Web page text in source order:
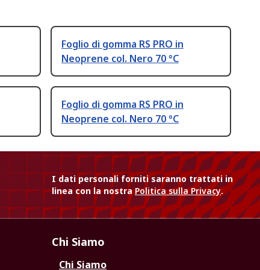
Foglio di gomma RS PRO in
Neoprene col. Nero 70 °C
Foglio di gomma RS PRO in
Neoprene col. Nero 70 °C
I dati personali forniti saranno trattati in
linea con la nostraPolitica sulla Privacy.
Chi Siamo
Chi Siamo